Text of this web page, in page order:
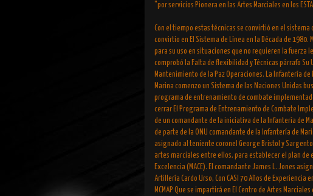
"por servicios Pionera en las Artes Marciales en los
Con el tiempo estas técnicas se convirtió en el sistema
convirtio en El Sistema de Línea en la Década de
para su uso en situaciones que no requieren la fuerza
comprobó la Falta de flexibilidad y Técnicas párrafo Su
Mantenimiento de la Paz Operaciones. La Infantería
Marina comenzo un Sistema de las Naciones Unidas
programa de entrenamiento de combate implementado
cerrar El Programa de Entrenamiento de Combate
de un comandante de la iniciativa de la Infantería de
de parte de la ONU comandante de la Infantería de
asignado al teniente coronel George Bristol y
artes marciales entre ellos, para establecer el plan de
Excelencia (MACE). El comandante James L. Jones
Artillería Cardo Urso, Con CASI 70 Años de Experiencia
MCMAP Que se impartirá en El Centro de Artes Marciales